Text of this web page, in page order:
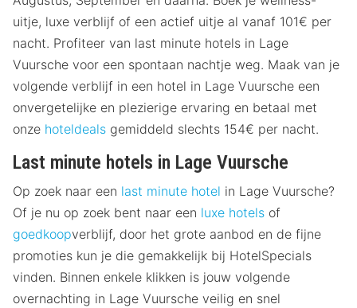
uitje, luxe verblijf of een actief uitje al vanaf 101€ per
nacht. Profiteer van last minute hotels in Lage
Vuursche voor een spontaan nachtje weg. Maak van je
volgende verblijf in een hotel in Lage Vuursche een
onvergetelijke en plezierige ervaring en betaal met
onze hoteldeals gemiddeld slechts 154€ per nacht.
Last minute hotels in Lage Vuursche
Op zoek naar een last minute hotel in Lage Vuursche?
Of je nu op zoek bent naar een luxe hotels of
goedkoopverblijf, door het grote aanbod en de fijne
promoties kun je die gemakkelijk bij HotelSpecials
vinden. Binnen enkele klikken is jouw volgende
overnachting in Lage Vuursche veilig en snel